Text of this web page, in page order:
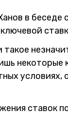
в беседе
некоторые
условиях,
ставок